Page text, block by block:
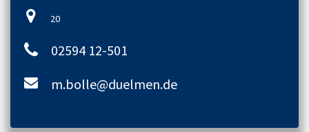
20
02594 12-501
m.bolle@duelmen.de